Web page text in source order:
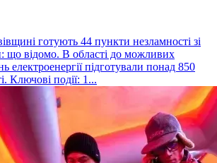
готують 44 пункти незламності зі
що відомо. В області до можливих
електроенергії підготували понад 850
Ключові події: 1...